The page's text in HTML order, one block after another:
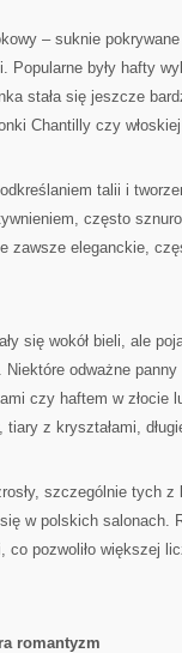
– suknie
Popularne były hafty
stała się jeszcze
Chantilly czy
talii i
często
zawsze eleganckie,
się wokół bieli, ale
odważne panny
czy haftem w złocie
tiary z kryształami,
szczególnie tych z
w polskich salonach.
pozwoliło większej
romantyzm